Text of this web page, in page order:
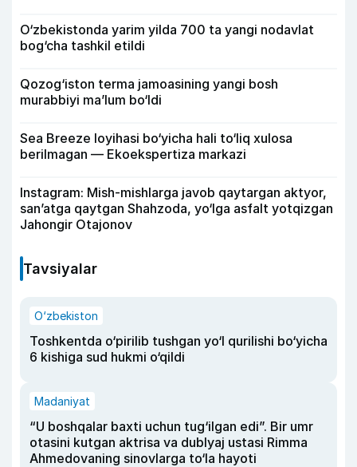
O‘zbekistonda yarim yilda 700 ta yangi nodavlat
bog‘cha tashkil etildi
Qozog‘iston terma jamoasining yangi bosh
murabbiyi ma’lum bo‘ldi
Sea Breeze loyihasi bo‘yicha hali to‘liq xulosa
berilmagan — Ekoekspertiza markazi
Instagram: Mish-mishlarga javob qaytargan aktyor,
san’atga qaytgan Shahzoda, yo‘lga asfalt yotqizgan
Jahongir Otajonov
Tavsiyalar
O‘zbekiston
Toshkentda o‘pirilib tushgan yo‘l qurilishi bo‘yicha
6 kishiga sud hukmi o‘qildi
Madaniyat
“U boshqalar baxti uchun tug‘ilgan edi”. Bir umr
otasini kutgan aktrisa va dublyaj ustasi Rimma
Ahmedovaning sinovlarga to‘la hayoti